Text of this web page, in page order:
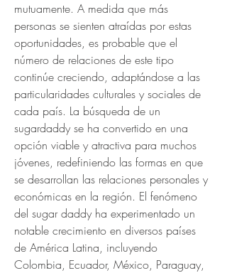
mutuamente. A medida que más
personas se sienten atraídas por estas
oportunidades, es probable que el
número de relaciones de este tipo
continúe creciendo, adaptándose a las
particularidades culturales y sociales de
cada país. La búsqueda de un
sugardaddy se ha convertido en una
opción viable y atractiva para muchos
jóvenes, redefiniendo las formas en que
se desarrollan las relaciones personales y
económicas en la región. El fenómeno
del sugar daddy ha experimentado un
notable crecimiento en diversos países
de América Latina, incluyendo
Colombia, Ecuador, México, Paraguay,